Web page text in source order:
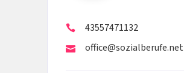
43557471132
office@sozialberufe.net